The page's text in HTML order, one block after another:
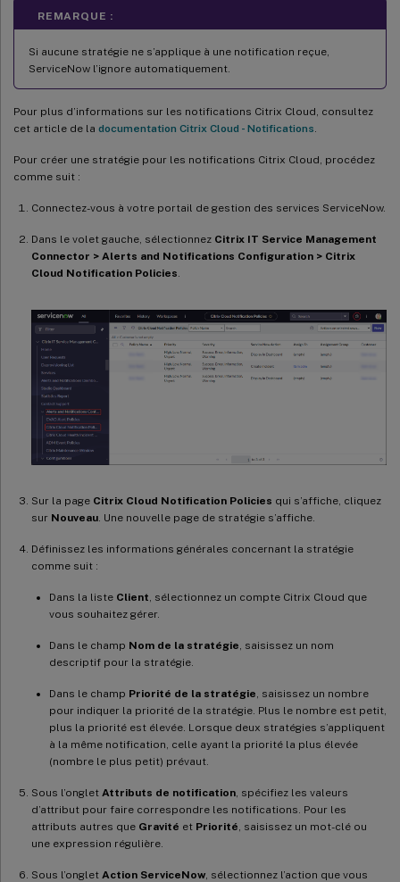
REMARQUE :
Si aucune stratégie ne s’applique à une notification reçue,
ServiceNow l’ignore automatiquement.
Pour plus d’informations sur les notifications Citrix Cloud, consultez
cet article de la documentation Citrix Cloud - Notifications
Pour créer une stratégie pour les notifications Citrix Cloud, procédez
comme suit :
Connectez-vous à votre portail de gestion des services ServiceNow.
Dans le volet gauche, sélectionnez Citrix IT Service Management
Connector > Alerts and Notifications Configuration > Citrix
Cloud Notification Policies
Sur la page Citrix Cloud Notification Policies qui s’affiche, cliquez
sur Nouveau. Une nouvelle page de stratégie s’affiche.
Définissez les informations générales concernant la stratégie
comme suit :
Dans la liste Client, sélectionnez un compte Citrix Cloud que
vous souhaitez gérer.
Dans le champ Nom de la stratégie, saisissez un nom
descriptif pour la stratégie.
Dans le champ Priorité de la stratégie, saisissez un nombre
pour indiquer la priorité de la stratégie. Plus le nombre est petit,
plus la priorité est élevée. Lorsque deux stratégies s’appliquent
à la même notification, celle ayant la priorité la plus élevée
(nombre le plus petit) prévaut.
Sous l’onglet Attributs de notification, spécifiez les valeurs
d’attribut pour faire correspondre les notifications. Pour les
attributs autres que Gravité et Priorité, saisissez un mot-clé ou
une expression régulière.
Sous l’onglet Action ServiceNow, sélectionnez l’action que vous